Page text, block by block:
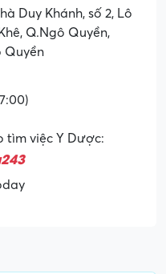
Duy Khánh, số 2, Lô
Q.Ngô Quyền,
Quyền
tìm việc Y Dược: